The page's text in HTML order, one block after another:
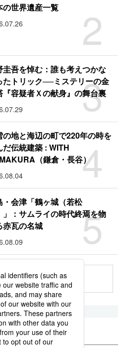
2
の世界遺産一覧
3
圭吾を悼む：誰も考えつかな
たトリック──ミステリーの金
『容疑者Ｘの献身』の舞台裏
4
の地と海辺の町で220年の時を
だ伝統建築 : WITH
（鎌倉・長谷）
5
・会津「鶴ヶ城（若松
」：サムライの時代終焉を物
赤瓦の名城
見る